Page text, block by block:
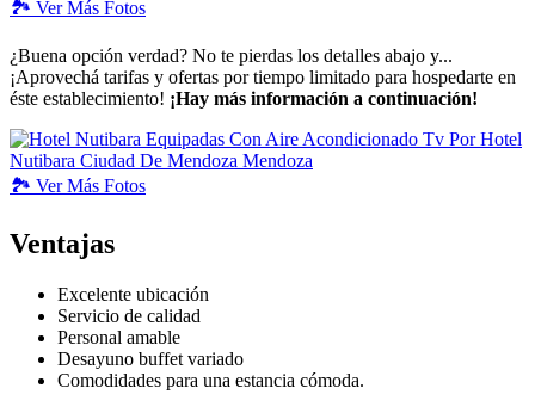
🏞️ VerMás Fotos
¿Buena opción verdad? No te pierdas los detalles abajo y...
¡Aprovechá tarifas y ofertas por tiempo limitado para hospedarte en
éste establecimiento! ¡Hay más información a continuación!
🏞️ VerMás Fotos
Ventajas
Excelente ubicación
Servicio de calidad
Personal amable
Desayuno buffet variado
Comodidades para una estancia cómoda.